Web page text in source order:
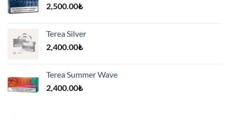
2,500.00₺
Terea Silver
2,400.00₺
Terea Summer Wave
2,400.00₺